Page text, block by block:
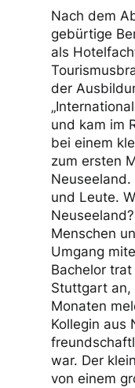
Nach dem
gebürtige
als
der
und kam im
bei einem
zum ersten
und Leute.
Menschen
Umgang
Bachelor
Stuttgart an,
Monaten
Kollegin aus
war. Der
von einem